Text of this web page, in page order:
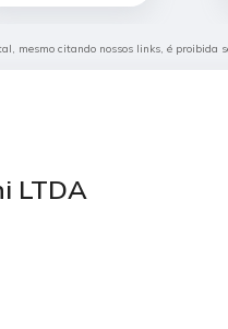
mesmo citando nossos links, é proibida
LTDA